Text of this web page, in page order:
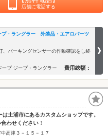
店舗に電話する
・ラングラー 外装品・エアロパーツ
、パーキングセンサーの作動確認をし終
ープ ジープ・ラングラー 費用総額：
は土浦市にあるカスタムショップです。
わせください！
高津３－１５－１７